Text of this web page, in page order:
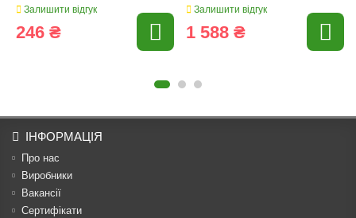
Залишити відгук
246 ₴
Залишити відгук
1 588 ₴
ІНФОРМАЦІЯ
Про нас
Виробники
Вакансії
Сертифікати